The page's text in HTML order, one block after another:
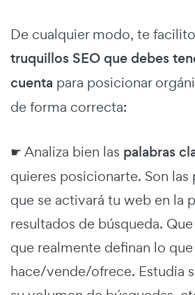
De cualquier modo, te
truquillos SEO que debes
cuenta para posicionar
de forma correcta:
☛ Analiza bien las palabras
quieres posicionarte. Son las
que se activará tu web en la
resultados de búsqueda.
que realmente definan lo
hace/vende/ofrece. Estudia